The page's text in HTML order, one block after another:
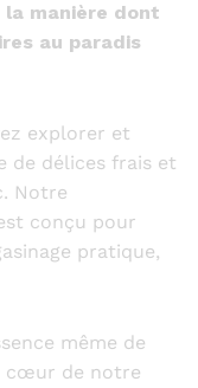
manière dont
au paradis
explorer et
de délices frais et
Notre
conçu pour
pratique,
même de
cœur de notre